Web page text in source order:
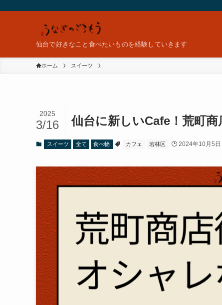
仙台で好きなこと食べたいものを経験していきます
ホーム スイーツ
仙台に新しいCafe！荒町
2025
3/16
スイーツ 全て 食べ物 カフェ 若林区 2024年10月5日